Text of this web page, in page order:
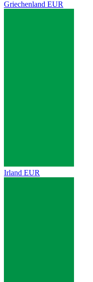
Griechenland EUR
Irland EUR